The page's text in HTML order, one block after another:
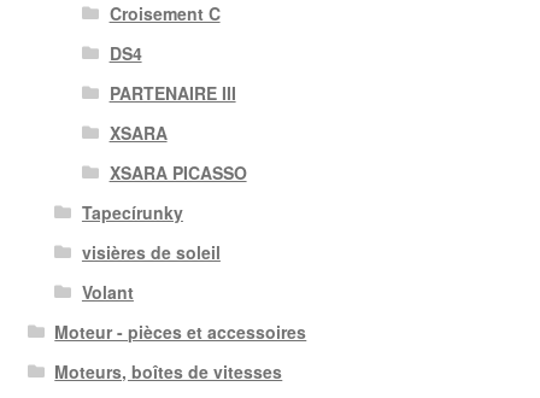
Croisement C
DS4
PARTENAIRE III
XSARA
XSARA PICASSO
Tapecírunky
visières de soleil
Volant
Moteur - pièces et accessoires
Moteurs, boîtes de vitesses